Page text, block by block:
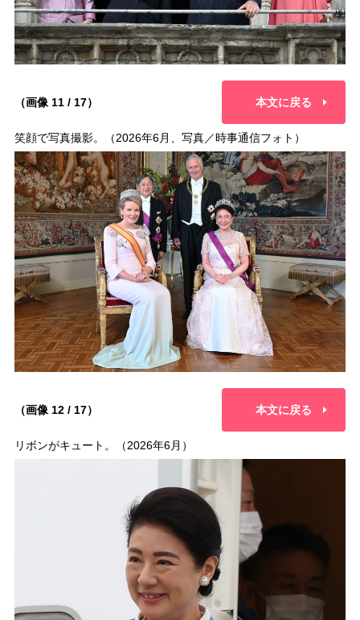
（画像 11 / 17） 本文に戻る
笑顔で写真撮影。（2026年6月、写真／時事通信フォト）
（画像 12 / 17） 本文に戻る
リボンがキュート。（2026年6月）